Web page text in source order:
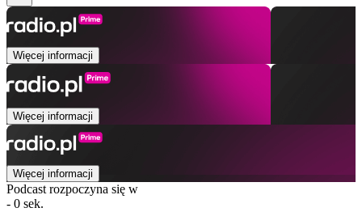
Więcej informacji
Więcej informacji
Więcej informacji
Podcast rozpoczyna się w
- 0 sek.